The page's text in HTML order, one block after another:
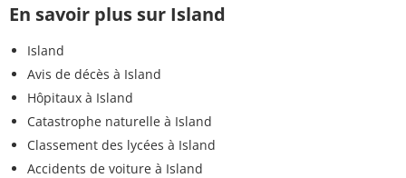
En savoir plus sur Island
Island
Avis de décès à Island
Hôpitaux à Island
Catastrophe naturelle à Island
Classement des lycées à Island
Accidents de voiture à Island